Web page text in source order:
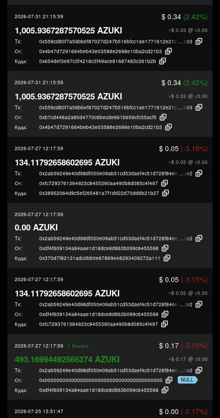
2026-07-31 21:15:59 $ 0.34 (2.42%)
~$ 0.33 @ <0.00
1,005.9367287570525 AZUKI
Tx: 0x559cd80f7a59bbef87027d247b516bfcc1ae1771612e21c9e3d593032eab1
b93
От:
0x4b47d7291664beb43e03588e2698e10ba2cd21b3
Куда:
0x654def3e97c3f4218c3f49ace81687483c361b2b
2026-07-31 21:15:59 $ 0.34 (2.42%)
~$ 0.33 @ <0.00
1,005.9367287570525 AZUKI
Tx: 0x559cd80f7a59bbef87027d247b516bfcc1ae1771612e21c9e3d593032eab1
b93
От:
0xb7cd446a2a80d4770c6becde661b659cfc55acf5
Куда:
0x4b47d7291664beb43e03588e2698e10ba2cd21b3
2026-07-27 12:17:59 $ 0.05 (-3.15%)
~$ 0.05 @ <0.00
134.11792658602695 AZUKI
Tx: 0x2ab59249e40d98df050e09ab51cd53daef4c51d728f84eec16d8d15bf14e6
ce2
От:
0xfc7293761364923c8455390aa490b8d085c4f497
Куда:
0x38952064d8c5ef265481a7f1dd22d70dd6b21b27
2026-07-27 12:17:59
0.00 AZUKI
Tx: 0x2ab59249e40d98df050e09ab51cd53daef4c51d728f84eec16d8d15bf14e6
ce2
От:
0xdf4f609134a84aae1d18dce8d863b099c6455598
Куда:
0x370d7f82131adc0bb0e87869ee8293409272a111
2026-07-27 12:17:59 $ 0.05 (-3.15%)
~$ 0.05 @ <0.00
134.11792658602695 AZUKI
Tx: 0x2ab59249e40d98df050e09ab51cd53daef4c51d728f84eec16d8d15bf14e6
ce2
От:
0xdf4f609134a84aae1d18dce8d863b099c6455598
Куда:
0xfc7293761364923c8455390aa490b8d085c4f497
2026-07-27 12:17:59 ⚡️ Выпуск $ 0.17 (-3.15%)
~$ 0.17 @ <0.00
493.16994492566374 AZUKI
Tx: 0x2ab59249e40d98df050e09ab51cd53daef4c51d728f84eec16d8d15bf14e6
ce2
От:
0x0000000000000000000000000000000000000000
NULL
Куда:
0xdf4f609134a84aae1d18dce8d863b099c6455598
2026-07-25 15:51:47 $ 0.00 (-0.17%)